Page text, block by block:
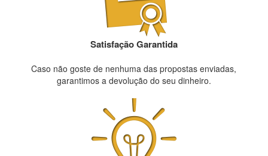
Satisfação Garantida
Caso não goste de nenhuma das propostas enviadas,
garantimos a devolução do seu dinheiro.